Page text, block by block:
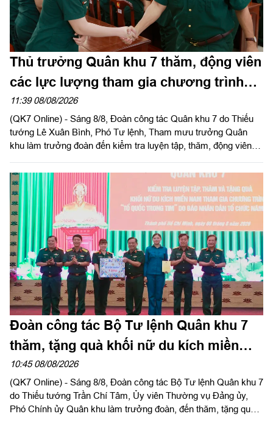
Thủ trưởng Quân khu 7 thăm, động viên
các lực lượng tham gia chương trình
“Tổ quốc trong tim”
11:39 08/08/2026
(QK7 Online) - Sáng 8/8, Đoàn công tác Quân khu 7 do Thiếu
tướng Lê Xuân Bình, Phó Tư lệnh, Tham mưu trưởng Quân
khu làm trưởng đoàn đến kiểm tra luyện tập, thăm, động viên
Nhân Dân tổ chức tại Sư đoàn 309 và Lữ đoàn 25.
Đoàn công tác Bộ Tư lệnh Quân khu 7
thăm, tặng quà khối nữ du kích miền
Nam tham gia chương trình "Tổ quốc
trong tim"
10:45 08/08/2026
(QK7 Online) - Sáng 8/8, Đoàn công tác Bộ Tư lệnh Quân khu 7
do Thiếu tướng Trần Chí Tâm, Ủy viên Thường vụ Đảng ủy,
Phó Chính ủy Quân khu làm trưởng đoàn, đến thăm, tặng quà